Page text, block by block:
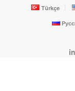
Türkçe